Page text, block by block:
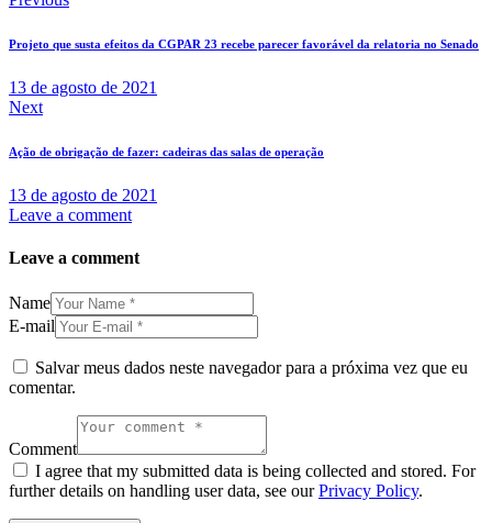
Projeto que susta efeitos da CGPAR 23 recebe parecer favorável da relatoria no Senado
13 de agosto de 2021
Next
Ação de obrigação de fazer: cadeiras das salas de operação
13 de agosto de 2021
Leave a comment
Leave a comment
Name
E-mail
Salvar meus dados neste navegador para a próxima vez que eu
comentar.
Comment
I agree that my submitted data is being collected and stored. For
further details on handling user data, see ourPrivacy Policy.